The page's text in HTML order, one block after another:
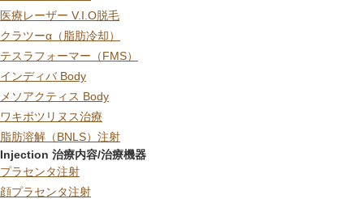
医療レーザー V.I.O脱毛
クラツーα（脂肪冷却）
テスラフォーマー（FMS）
インディバ Body
メソアクティス Body
ワキボツリヌス治療
脂肪溶解（BNLS）注射
Injection 治療内容/治療機器
プラセンタ注射
顔プラセンタ注射